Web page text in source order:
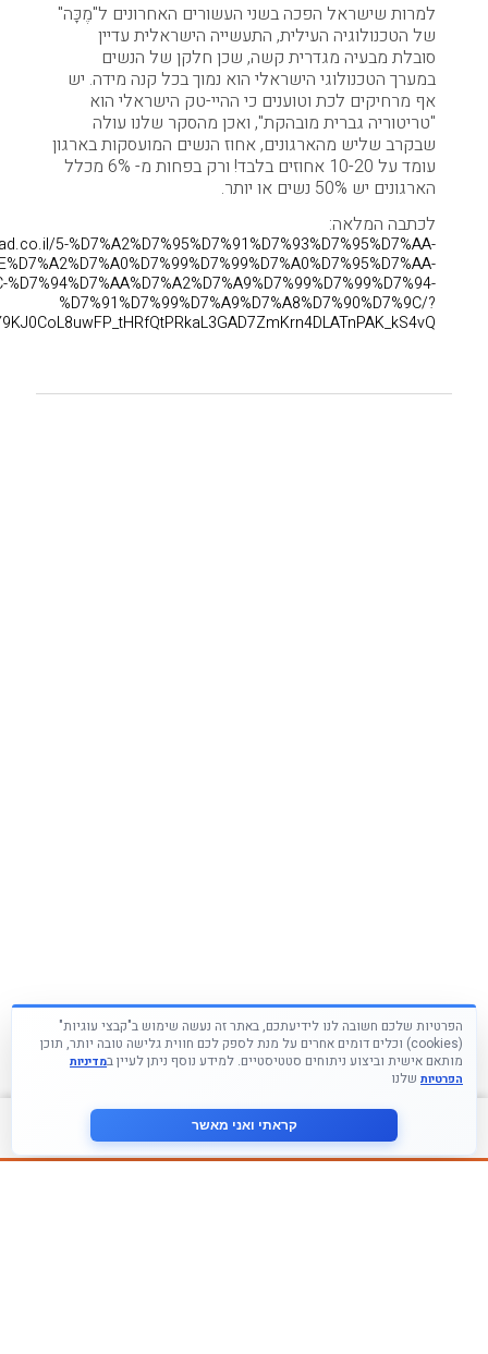
צור קשר
למרות שישראל הפכה בשני העשורים האחרונים ל"מֶכָּה"
של הטכנולוגיה העילית, התעשייה הישראלית עדיין
סובלת מבעיה מגדרית קשה, שכן חלקן של הנשים
במערך הטכנולוגי הישראלי הוא נמוך בכל קנה מידה. יש
אף מרחיקים לכת וטוענים כי ההיי-טק הישראלי הוא
"טריטוריה גברית מובהקת", ואכן מהסקר שלנו עולה
שבקרב שליש מהארגונים, אחוז הנשים המועסקות בארגון
עומד על 10-20 אחוזים בלבד! ורק בפחות מ- 6% מכלל
הארגונים יש 50% נשים או יותר.
לכתבה המלאה:
5-%D7%A2%D7%95%D7%91%D7%93%D7%95%D7%AA-
%D7%94%D7%AA%D7%A2%D7%A9%D7%99%D7%99%D7%94-
%D7%91%D7%99%D7%A9%D7%A8%D7%90%D7%9C/?
הפרטיות שלכם חשובה לנו לידיעתכם, באתר זה נעשה שימוש ב"קבצי עוגיות"
(cookies) וכלים דומים אחרים על מנת לספק לכם חווית גלישה טובה יותר, תוכן
מותאם אישית וביצוע ניתוחים סטטיסטיים. למידע נוסף ניתן לעיין במדיניות
הפרטיות שלנו
קראתי ואני מאשר